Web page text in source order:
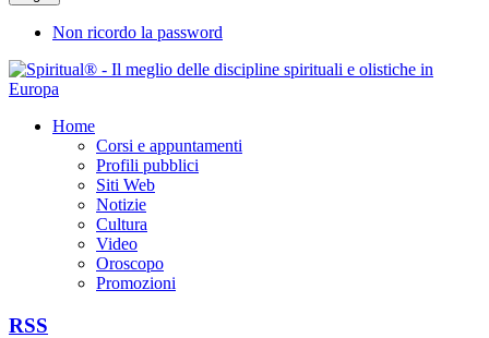
Non ricordo la password
Home
Corsi e appuntamenti
Profili pubblici
Siti Web
Notizie
Cultura
Video
Oroscopo
Promozioni
RSS